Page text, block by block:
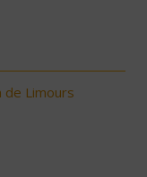
de Limours